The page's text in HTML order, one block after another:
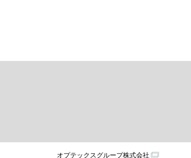
オプテックスグループ株式会社